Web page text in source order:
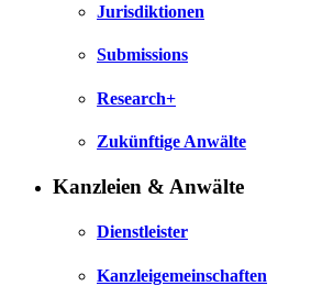
Jurisdiktionen
Submissions
Research+
Zukünftige Anwälte
Kanzleien & Anwälte
Dienstleister
Kanzleigemeinschaften